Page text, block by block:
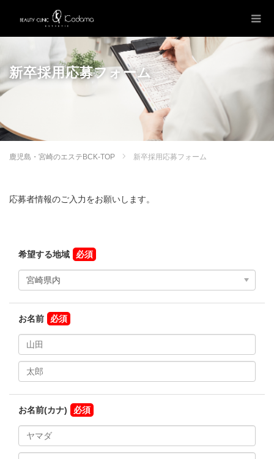
新卒採用応募フォーム
鹿児島・宮崎のエステBCK-TOP 新卒採用応募フォーム
応募者情報のご入力をお願いします。
希望する地域
お名前
お名前(カナ)